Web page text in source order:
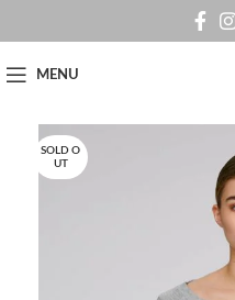
MENU
SOLD O
UT